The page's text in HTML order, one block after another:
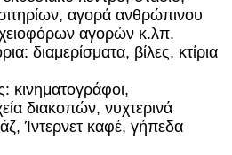
αγορά ανθρώπινου
αγορών κ.λπ.
διαμερίσματα, βίλες, κτίρια
κινηματογράφοι,
διακοπών, νυχτερινά
Ίντερνετ καφέ, γήπεδα